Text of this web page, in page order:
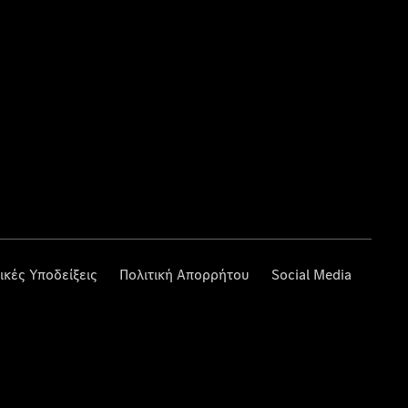
Υποδείξεις Πολιτική Απορρήτου Social Media